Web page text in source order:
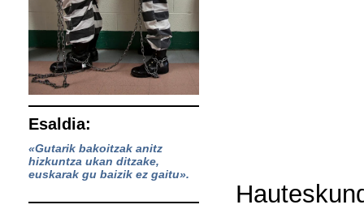
Esaldia:
«Gutarik bakoitzak anitz
hizkuntza ukan ditzake,
euskarak gu baizik ez gaitu».